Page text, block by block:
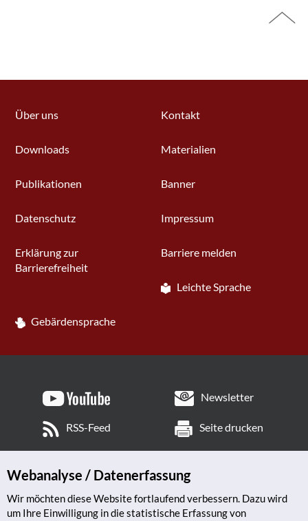
Über uns Kontakt
Downloads Materialien
Publikationen Banner
Datenschutz Impressum
Erklärung zur
Barrierefreiheit
Barriere melden
Leichte Sprache
Gebärdensprache
Newsletter
RSS-Feed Seite drucken
Webanalyse / Datenerfassung
Wir möchten diese Website fortlaufend verbessern. Dazu wird
um Ihre Einwilligung in die statistische Erfassung von